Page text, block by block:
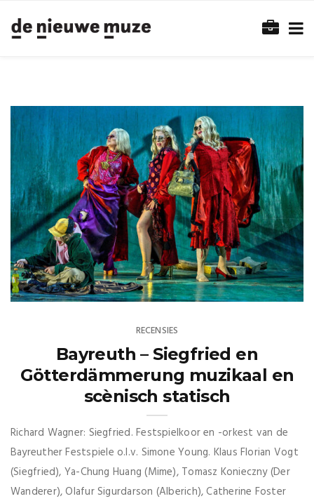
RECENSIES
Bayreuth – Siegfried en
Götterdämmerung muzikaal en
scènisch statisch
Richard Wagner: Siegfried. Festspielkoor en -orkest van de
Bayreuther Festspiele o.l.v. Simone Young. Klaus Florian Vogt
(Siegfried), Ya-Chung Huang (Mime), Tomasz Konieczny (Der
Wanderer), Olafur Sigurdarson (Alberich), Catherine Foster